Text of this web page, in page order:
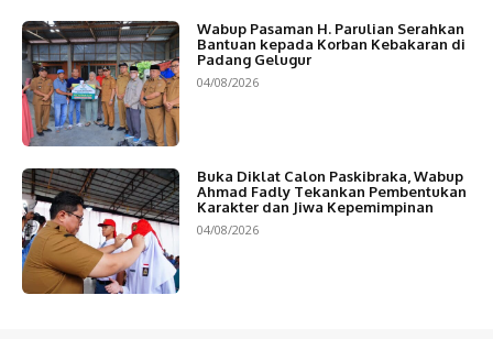
Wabup Pasaman H. Parulian Serahkan
Bantuan kepada Korban Kebakaran di
Padang Gelugur
04/08/2026
Buka Diklat Calon Paskibraka, Wabup
Ahmad Fadly Tekankan Pembentukan
Karakter dan Jiwa Kepemimpinan
04/08/2026